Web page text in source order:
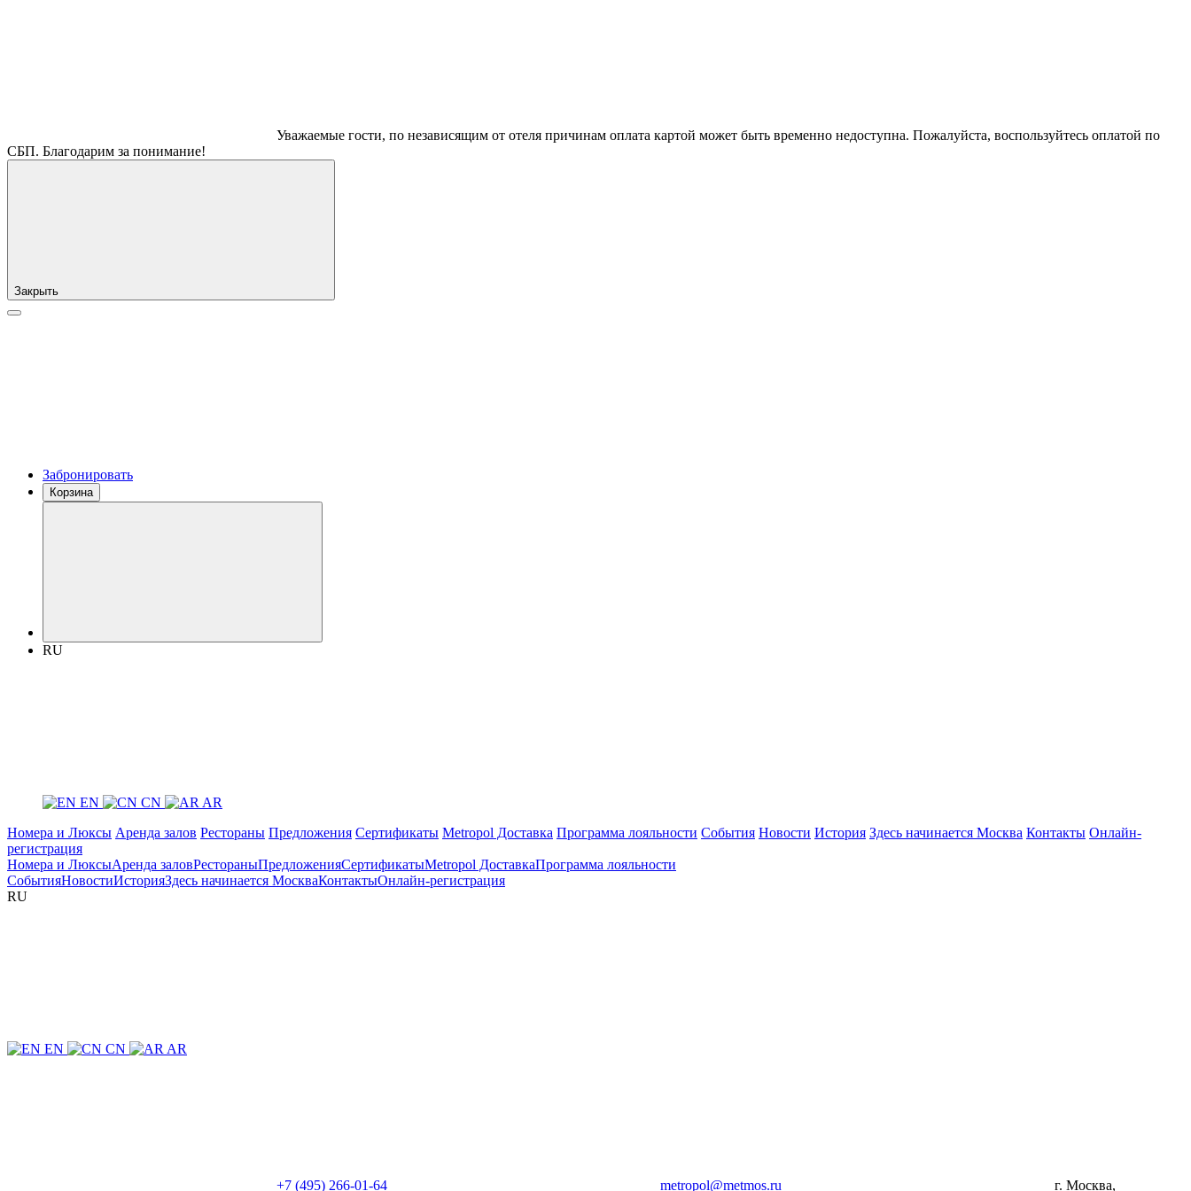
Уважаемые гости, по независящим от отеля причинам оплата картой может быть временно недоступна. Пожалуйста, воспользуйтесь оплатой по
СБП. Благодарим за понимание!
Закрыть
Забронировать
Корзина
RU
EN CN
AR
Номера и Люксы Аренда залов Рестораны Предложения Сертификаты Metropol Доставка Программа лояльности События Новости История Здесь начинается Москва Контакты Онлайн-
регистрация
Номера и ЛюксыАренда заловРестораныПредложенияСертификатыMetropol ДоставкаПрограмма лояльности
СобытияНовостиИсторияЗдесь начинается МоскваКонтактыОнлайн-регистрация
RU
EN CN AR
+7 (495) 266-01-64 metropol@metmos.ru г. Москва,